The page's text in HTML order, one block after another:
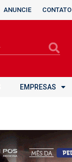
ANUNCIE CONTATO
EMPRESAS